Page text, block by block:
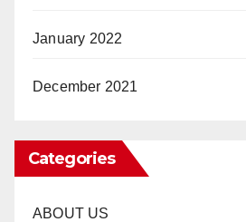
January 2022
December 2021
Categories
ABOUT US